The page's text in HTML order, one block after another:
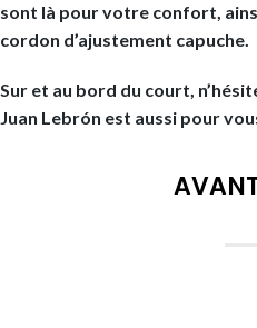
sont là pour votre confort,
cordon d’ajustement capuche.
Sur et au bord du court,
Juan Lebrón est aussi pour